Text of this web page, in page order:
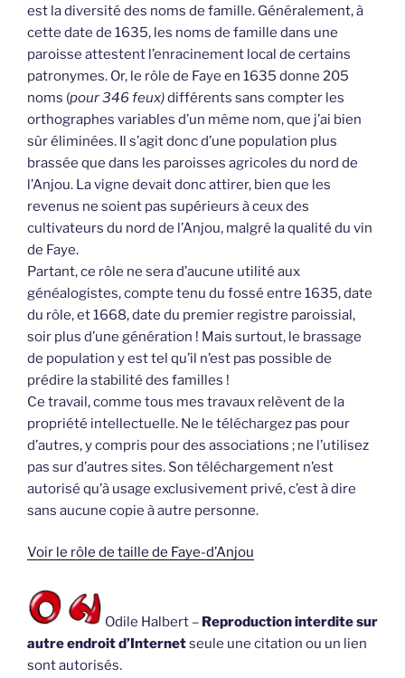
est la diversité des noms de famille. Généralement, à
cette date de 1635, les noms de famille dans une
paroisse attestent l’enracinement local de certains
patronymes. Or, le rôle de Faye en 1635 donne 205
noms (pour 346 feux)différents sans compter les
orthographes variables d’un même nom, que j’ai bien
sûr éliminées. Il s’agit donc d’une population plus
brassée que dans les paroisses agricoles du nord de
l’Anjou. La vigne devait donc attirer, bien que les
revenus ne soient pas supérieurs à ceux des
cultivateurs du nord de l’Anjou, malgré la qualité du vin
de Faye.
Partant, ce rôle ne sera d’aucune utilité aux
généalogistes, compte tenu du fossé entre 1635, date
du rôle, et 1668, date du premier registre paroissial,
soir plus d’une génération ! Mais surtout, le brassage
de population y est tel qu’il n’est pas possible de
prédire la stabilité des familles !
Ce travail, comme tous mes travaux relèvent de la
propriété intellectuelle. Ne le téléchargez pas pour
d’autres, y compris pour des associations ; ne l’utilisez
pas sur d’autres sites. Son téléchargement n’est
autorisé qu’à usage exclusivement privé, c’est à dire
sans aucune copie à autre personne.
Voir le rôle de taille de Faye-d’Anjou
Odile Halbert – Reproduction interdite sur
autre endroit d’Internetseule une citation ou un lien
sont autorisés.